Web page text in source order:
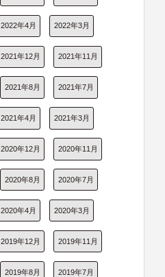
2022年4月 2022年3月
2021年12月 2021年11月
2021年8月 2021年7月
2021年4月 2021年3月
2020年12月 2020年11月
2020年8月 2020年7月
2020年4月 2020年3月
2019年12月 2019年11月
2019年8月 2019年7月